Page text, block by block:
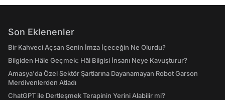
Son Eklenenler
Bir Kahveci Açsan Senin İmza İçeceğin Ne Olurdu?
Bilgiden Hâle Geçmek: Hâl Bilgisi İnsanı Neye Kavuşturur?
Amasya'da Özel Sektör Şartlarına Dayanamayan Robot Garson
Merdivenlerden Atladı
ChatGPT ile Dertleşmek Terapinin Yerini Alabilir mi?